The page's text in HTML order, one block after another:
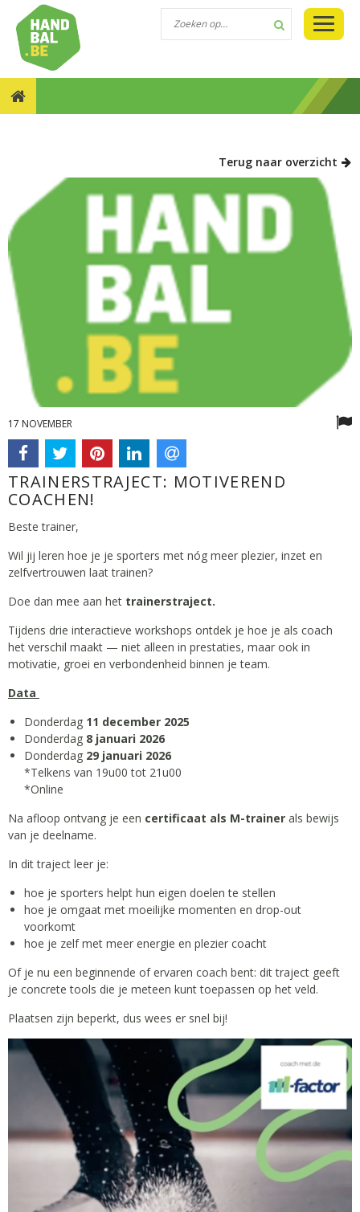
Terug naar overzicht
17 NOVEMBER
TRAINERSTRAJECT: MOTIVEREND
COACHEN!
Beste trainer,
Wil jij leren hoe je je sporters met nóg meer plezier, inzet en
zelfvertrouwen laat trainen?
Doe dan mee aan het trainerstraject.
Tijdens drie interactieve workshops ontdek je hoe je als coach
het verschil maakt — niet alleen in prestaties, maar ook in
motivatie, groei en verbondenheid binnen je team.
Data
Donderdag 11 december 2025
Donderdag 8 januari 2026
Donderdag 29 januari 2026
*Telkens van 19u00 tot 21u00
*Online
Na afloop ontvang je een certificaat als M-trainer als bewijs
van je deelname.
In dit traject leer je:
hoe je sporters helpt hun eigen doelen te stellen
hoe je omgaat met moeilijke momenten en drop-out
voorkomt
hoe je zelf met meer energie en plezier coacht
Of je nu een beginnende of ervaren coach bent: dit traject geeft
je concrete tools die je meteen kunt toepassen op het veld.
Plaatsen zijn beperkt, dus wees er snel bij!